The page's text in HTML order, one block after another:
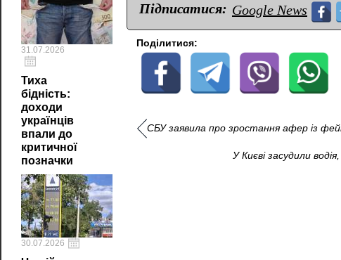
31.07.2026
Тиха
бідність:
доходи
українців
впали до
критичної
позначки
30.07.2026
Підписатися: Google News
Поділитися:
СБУ заявила про зростання афер із
У Києві засудили